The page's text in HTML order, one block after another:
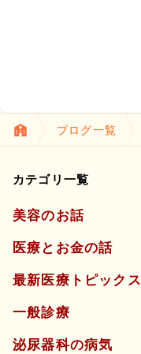
ブログ一覧
カテゴリ一覧
美容のお話
医療とお金の話
最新医療トピックス
一般診療
泌尿器科の病気